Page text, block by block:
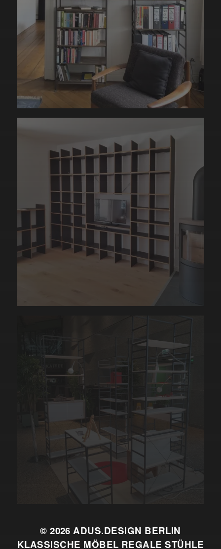
© 2026ADUS.DESIGN BERLIN
KLASSISCHE MÖBEL REGALE STÜHLE